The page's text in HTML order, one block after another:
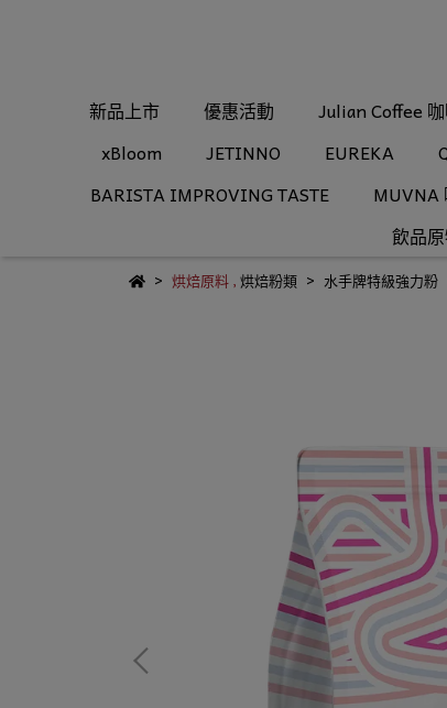
新品上市 優惠活動 Julian Coffee
xBloom
JETINNO EUREKA
BARISTA IMPROVING TASTE
MUVNA
飲品
烘焙原料,烘焙粉類 水手牌特級強力粉